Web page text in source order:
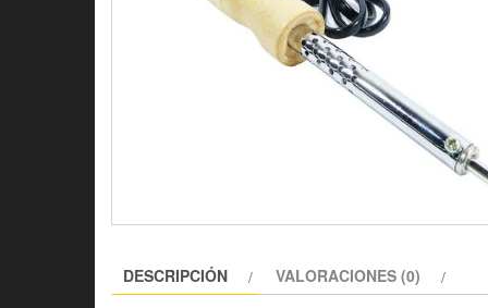
DESCRIPCIÓN VALORACIONES (0)